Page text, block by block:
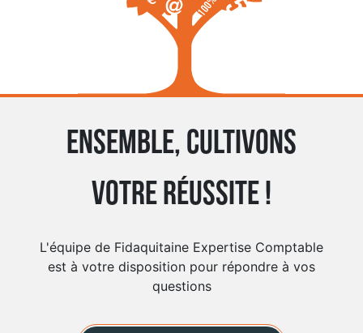
Ensemble, cultivons
votre réussite !
L'équipe de Fidaquitaine Expertise Comptable
est à votre disposition pour répondre à vos
questions